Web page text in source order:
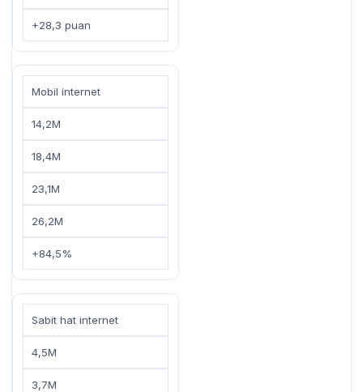
+28,3 puan
Mobil internet
14,2M
18,4M
23,1M
26,2M
+84,5%
Sabit hat internet
4,5M
3,7M